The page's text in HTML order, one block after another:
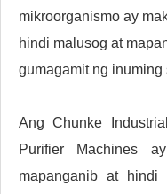
mikroorganismo ay
hindi malusog at
gumagamit ng
Ang Chunke
Purifier Machines
mapanganib at